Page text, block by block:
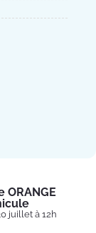
ORANGE
juillet à 12h